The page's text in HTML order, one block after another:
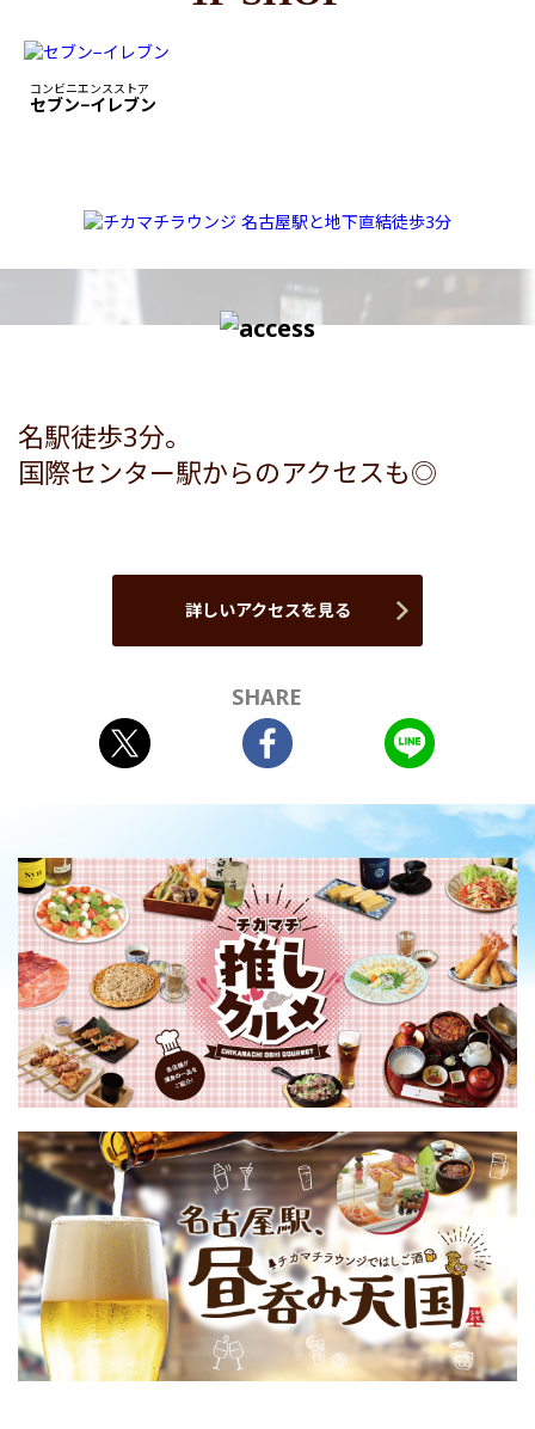
コンビニエンスストア
セブン−イレブン
名駅徒歩3分。
国際センター駅からのアクセスも◎
詳しいアクセスを見る
SHARE